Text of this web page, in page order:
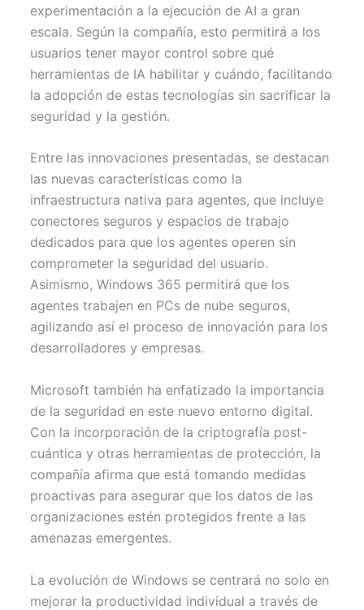
experimentación a la ejecución de AI a gran
escala. Según la compañía, esto permitirá a los
usuarios tener mayor control sobre qué
herramientas de IA habilitar y cuándo, facilitando
la adopción de estas tecnologías sin sacrificar la
seguridad y la gestión.
Entre las innovaciones presentadas, se destacan
las nuevas características como la
infraestructura nativa para agentes, que incluye
conectores seguros y espacios de trabajo
dedicados para que los agentes operen sin
comprometer la seguridad del usuario.
Asimismo, Windows 365 permitirá que los
agentes trabajen en PCs de nube seguros,
agilizando así el proceso de innovación para los
desarrolladores y empresas.
Microsoft también ha enfatizado la importancia
de la seguridad en este nuevo entorno digital.
Con la incorporación de la criptografía post-
cuántica y otras herramientas de protección, la
compañía afirma que está tomando medidas
proactivas para asegurar que los datos de las
organizaciones estén protegidos frente a las
amenazas emergentes.
La evolución de Windows se centrará no solo en
mejorar la productividad individual a través de